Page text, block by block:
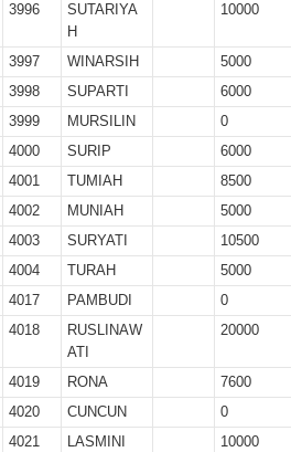
II 2025
I 2025
2025
3996
SUTARIYA
H
10000
3997 WINARSIH
5000
3998 SUPARTI
6000
3999 MURSILIN
0
4000 SURIP
6000
4001 TUMIAH
8500
4002 MUNIAH
5000
4003 SURYATI
10500
4004 TURAH
5000
4017 PAMBUDI
0
4018
RUSLINAW
ATI
20000
4019 RONA
7600
4020 CUNCUN
0
4021 LASMINI
10000